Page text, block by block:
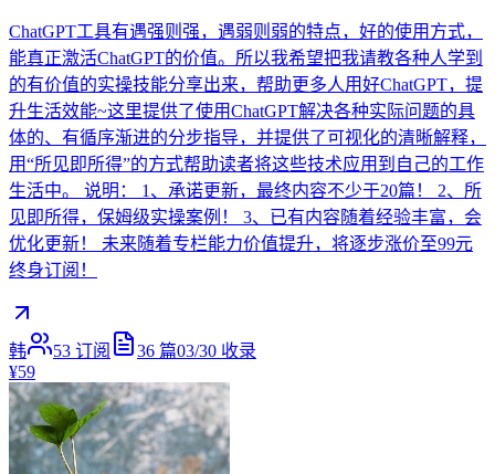
ChatGPT工具有遇强则强，遇弱则弱的特点，好的使用方式，
能真正激活ChatGPT的价值。所以我希望把我请教各种人学到
的有价值的实操技能分享出来，帮助更多人用好ChatGPT，提
升生活效能~这里提供了使用ChatGPT解决各种实际问题的具
体的、有循序渐进的分步指导，并提供了可视化的清晰解释，
用“所见即所得”的方式帮助读者将这些技术应用到自己的工作
生活中。 说明： 1、承诺更新，最终内容不少于20篇！ 2、所
见即所得，保姆级实操案例！ 3、已有内容随着经验丰富，会
优化更新！ 未来随着专栏能力价值提升，将逐步涨价至99元
终身订阅！
韩 53 订阅 36 篇03/30 收录
¥59